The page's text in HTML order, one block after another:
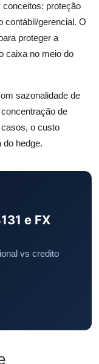
proteção
contábil/gerencial. O
proteger a
caixa no meio do
sazonalidade de
de
o custo
do hedge.
e FX
vs credito